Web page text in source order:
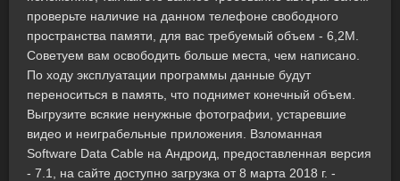
проверьте наличие на данном телефоне свободного
пространства памяти, для вас требуемый объем - 6,2M.
Советуем вам освободить больше места, чем написано.
По ходу эксплуатации программы данные будут
переноситься в память, что поднимет конечный объем.
Выгрузите всякие ненужные фотографии, устаревшие
видео и неиграбельные приложения. Взломанная
Software Data Cable на Андроид, предоставленная версия
- 7.1, на сайте доступно загрузка от 8 марта 2018 г. -